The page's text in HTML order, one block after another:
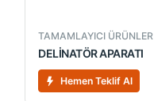
TAMAMLAYICI ÜRÜNLER
DELİNATÖR APARATI
Hemen Teklif Al